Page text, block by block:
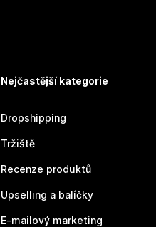
Nejčastější kategorie
Dropshipping
Tržiště
Recenze produktů
Upselling a balíčky
E-mailový marketing